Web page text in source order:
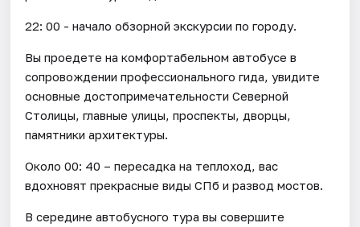
22: 00 - начало обзорной экскурсии по городу.
Вы проедете на комфортабельном автобусе в
сопровождении профессионального гида, увидите
основные достопримечательности Северной
Столицы, главные улицы, проспекты, дворцы,
памятники архитектуры.
Около 00: 40 – пересадка на теплоход, вас
вдохновят прекрасные виды СПб и развод мостов.
В середине автобусного тура вы совершите